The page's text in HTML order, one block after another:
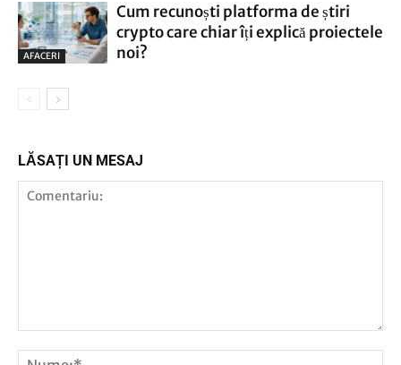
AFACERI
Cum recunoști platforma de știri
crypto care chiar îți explică proiectele
noi?
LĂSAȚI UN MESAJ